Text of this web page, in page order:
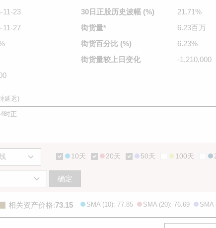
11-23
11-27
30日正股历史波幅 (%)
21.71%
街货量*
6.23百万
街货百分比 (%)
6.23%
街货量较 上日变化 -1,210,000
延迟)
时正
10天 20天 50天 100天
确定
相关资产价格:73.15 SMA (10): 77.85 SMA (20): 76.69 SMA